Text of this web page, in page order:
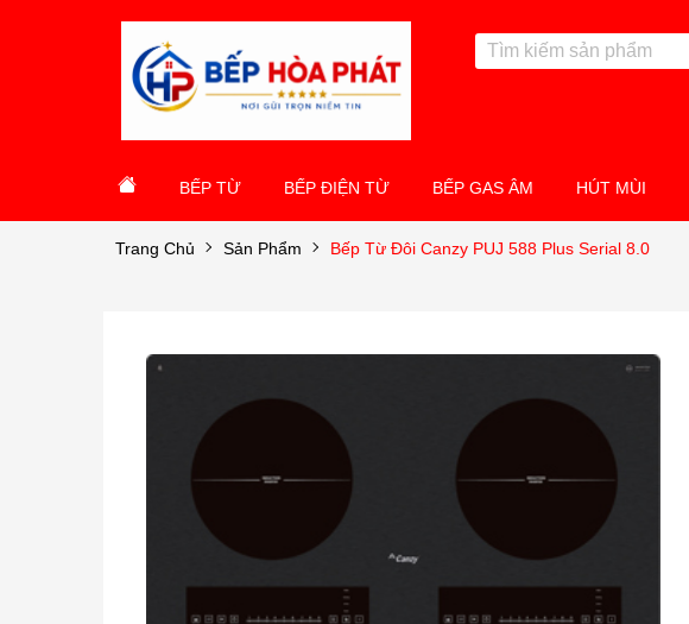
BẾP TỪ BẾP ĐIỆN TỪ BẾP GAS ÂM HÚT MÙI
Trang Chủ Sản Phẩm Bếp Từ Đôi Canzy PUJ 588 Plus Serial 8.0